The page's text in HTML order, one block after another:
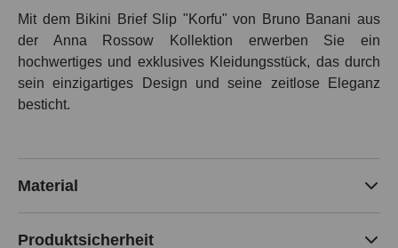
Mit dem Bikini Brief Slip "Korfu" von Bruno Banani aus
der Anna Rossow Kollektion erwerben Sie ein
hochwertiges und exklusives Kleidungsstück, das durch
sein einzigartiges Design und seine zeitlose Eleganz
besticht.
Material
Produktsicherheit